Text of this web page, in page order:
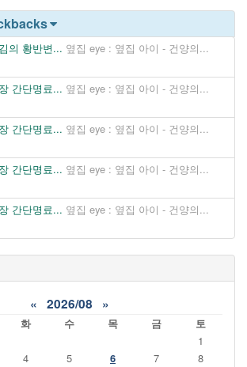
의 황반변... 옆집 eye : 옆집 아이 - 건양의...
간단명료... 옆집 eye : 옆집 아이 - 건양의...
간단명료... 옆집 eye : 옆집 아이 - 건양의...
간단명료... 옆집 eye : 옆집 아이 - 건양의...
간단명료... 옆집 eye : 옆집 아이 - 건양의...
« 2026/08 »
화 수 목 금
토
1
4 5 6 7
8